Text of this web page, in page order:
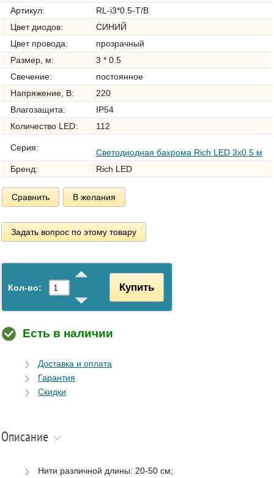
Артикул:
RL-i3*0.5-T/B
Цвет диодов:
СИНИЙ
Цвет провода:
прозрачный
Размер, м:
3 * 0.5
Свечение:
постоянное
Напряжение, В:
220
Влагозащита:
IP54
Количество LED:
112
Серия:
Светодиодная бахрома Rich LED 3х0.5 м
Бренд:
Rich LED
Сравнить В желания
Задать вопрос по этому товару
Кол-во: Купить
Есть в наличии
Доставка и оплата
Гарантия
Скидки
Описание
Нити различной длины: 20-50 см;